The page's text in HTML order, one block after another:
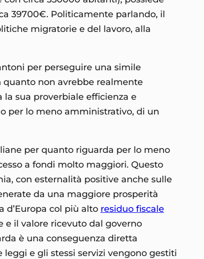
39700€. Politicamente parlando, il
migratorie e del lavoro, alla
per perseguire una simile
quanto non avrebbe realmente
sua proverbiale efficienza e
per lo meno amministrativo, di un
per quanto riguarda per lo meno
a fondi molto maggiori. Questo
con esternalità positive anche sulle
da una maggiore prosperità
d’Europa col più alto residuo fiscale
e il valore ricevuto dal governo
è una conseguenza diretta
e gli stessi servizi vengono gestiti